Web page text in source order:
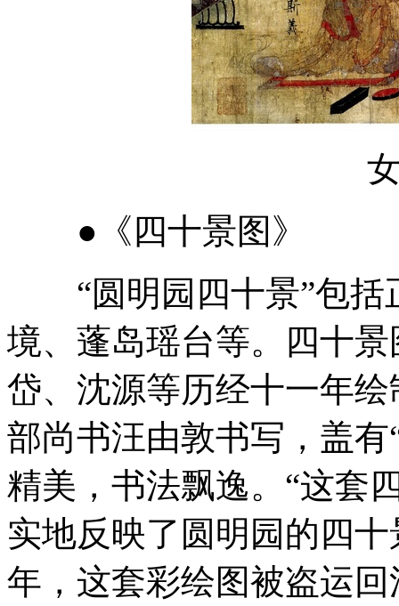
●《四十景图》
“圆明园四十景”包括
境、蓬岛瑶台等。四十
岱、沈源等历经十一年
部尚书汪由敦书写，盖
精美，书法飘逸。“这套
实地反映了圆明园的四
年，这套彩绘图被盗运